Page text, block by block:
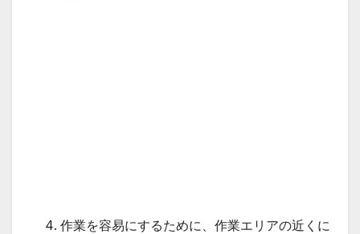
作業を容易にするために、作業エリアの近くに